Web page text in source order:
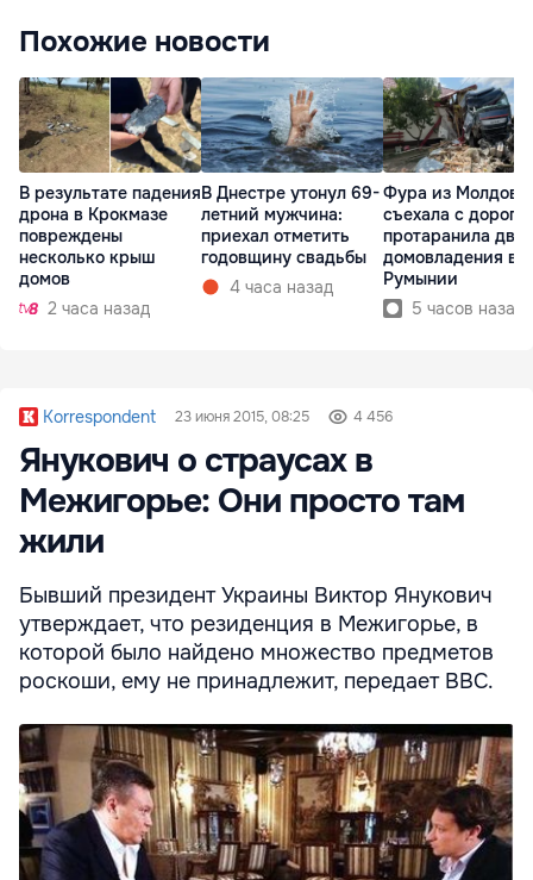
Похожие новости
В результате падения
дрона в Крокмазе
повреждены
несколько крыш
домов
2 часа назад
В Днестре утонул 69-
летний мужчина:
приехал отметить
годовщину свадьбы
4 часа назад
Фура из Молдовы
съехала с дороги
протаранила два
домовладения в
Румынии
5 часов назад
Korrespondent 23 июня 2015, 08:25 4 456
Янукович о страусах в
Межигорье: Они просто там
жили
Бывший президент Украины Виктор Янукович
утверждает, что резиденция в Межигорье, в
которой было найдено множество предметов
роскоши, ему не принадлежит, передает ВВС.